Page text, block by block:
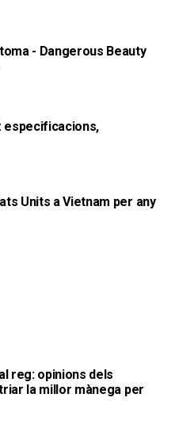
- Dangerous Beauty
especificacions,
Units a Vietnam per any
reg: opinions dels
la millor mànega per